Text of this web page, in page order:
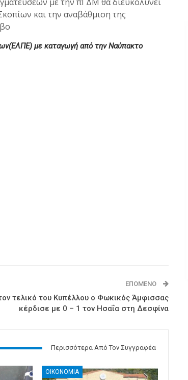
και την αναβάθμιση της
με καταγωγή από την Ναύπακτο
ΕΠΌΜΕΝΟ
τελικό του Κυπέλλου ο Φωκικός Άμφισσας
κέρδισε με 0 – 1 τον Ησαΐα στη Δεσφίνα
Περισσότερα Από Τον Συγγραφέα
ΟΙΚΟΝΟΜΙΑ